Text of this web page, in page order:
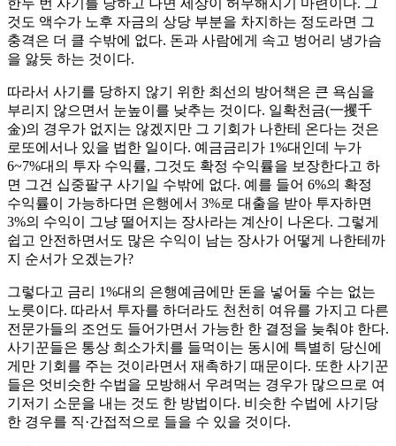
한두 번 사기를 당하고 나면 세상이 허무해지기 마련이다. 그
것도 액수가 노후 자금의 상당 부분을 차지하는 정도라면 그
충격은 더 클 수밖에 없다. 돈과 사람에게 속고 벙어리 냉가슴
을 앓듯 하는 것이다.
따라서 사기를 당하지 않기 위한 최선의 방어책은 큰 욕심을
부리지 않으면서 눈높이를 낮추는 것이다. 일확천금(一攫千
金)의 경우가 없지는 않겠지만 그 기회가 나한테 온다는 것은
로또에서나 있을 법한 일이다. 예금금리가 1%대인데 누가
6~7%대의 투자 수익률, 그것도 확정 수익률을 보장한다고 하
면 그건 십중팔구 사기일 수밖에 없다. 예를 들어 6%의 확정
수익률이 가능하다면 은행에서 3%로 대출을 받아 투자하면
3%의 수익이 그냥 떨어지는 장사라는 계산이 나온다. 그렇게
쉽고 안전하면서도 많은 수익이 남는 장사가 어떻게 나한테까
지 순서가 오겠는가?
그렇다고 금리 1%대의 은행예금에만 돈을 넣어둘 수는 없는
노릇이다. 따라서 투자를 하더라도 천천히 여유를 가지고 다른
전문가들의 조언도 들어가면서 가능한 한 결정을 늦춰야 한다.
사기꾼들은 통상 희소가치를 들먹이는 동시에 특별히 당신에
게만 기회를 주는 것이라면서 재촉하기 때문이다. 또한 사기꾼
들은 엇비슷한 수법을 모방해서 우려먹는 경우가 많으므로 여
기저기 소문을 내는 것도 한 방법이다. 비슷한 수법에 사기당
한 경우를 직·간접적으로 들을 수 있을 것이다.